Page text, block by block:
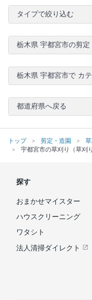
タイプで絞り込む
栃木県 宇都宮市の剪定
栃木県 宇都宮市で カ
都道府県へ戻る
トップ 剪定・造園
宇都宮市の草刈り（草刈
探す
おまかせマイスター
ハウスクリーニング
ワタシト
法人清掃ダイレクト